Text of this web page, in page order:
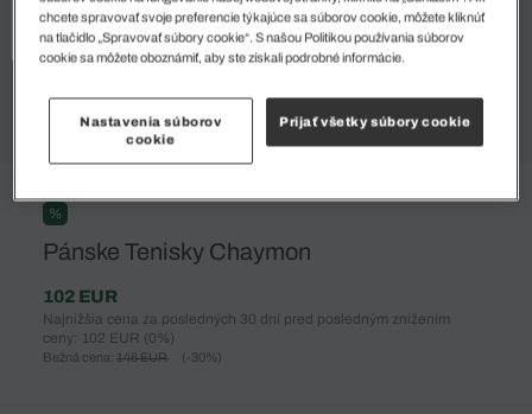
%
Pánske Tenisky Chaymon
102 EUR
Najnižšia cena za posledných 30 dní pred posledným znížením
ceny: 102 EUR (0%)
Bežná cena: 146 EUR (-30%)
chcete spravovať svoje preferencie týkajúce sa súborov cookie, môžete kliknúť
na tlačidlo „Spravovať súbory cookie“. S našou Politikou používania súborov
cookie sa môžete oboznámiť, aby ste získali podrobné informácie.
Nastavenia súborov
cookie
Prijať všetky súbory cookie